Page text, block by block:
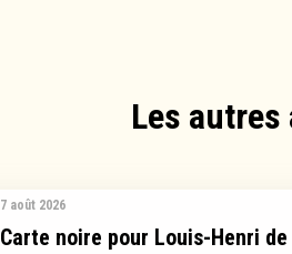
Les
7 août 2026
Carte noire pour Louis-Henri de